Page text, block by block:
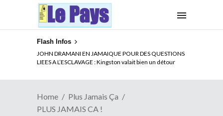
Flash Infos
JOHN DRAMANI EN JAMAIQUE POUR DES QUESTIONS
LIEES A L’ESCLAVAGE : Kingston valait bien un détour
Home
Plus Jamais Ça
PLUS JAMAIS CA !